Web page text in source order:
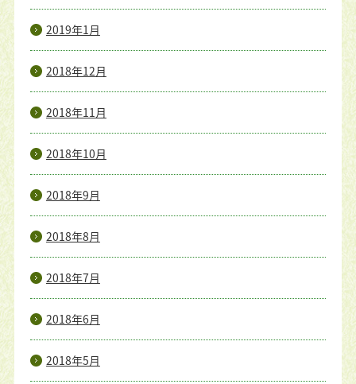
2019年1月
2018年12月
2018年11月
2018年10月
2018年9月
2018年8月
2018年7月
2018年6月
2018年5月